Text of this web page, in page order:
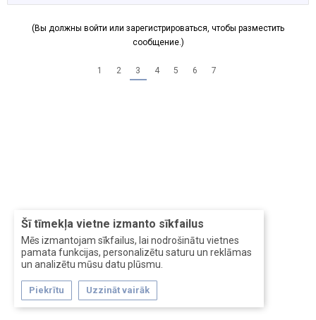
Šī tīmekļa vietne izmanto sīkfailus
Mēs izmantojam sīkfailus, lai nodrošinātu vietnes
pamata funkcijas, personalizētu saturu un reklāmas
un analizētu mūsu datu plūsmu.
Piekrītu Uzzināt vairāk
(Вы должны войти или зарегистрироваться, чтобы разместить
сообщение.)
1 2 3 4 5 6 7